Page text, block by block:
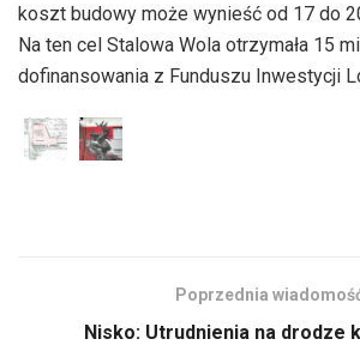
koszt budowy może wynieść od 17 do
Na ten cel Stalowa Wola otrzymała 15
dofinansowania z Funduszu Inwestycji
Poprzednia
Nisko: Utrudnienia na drodze